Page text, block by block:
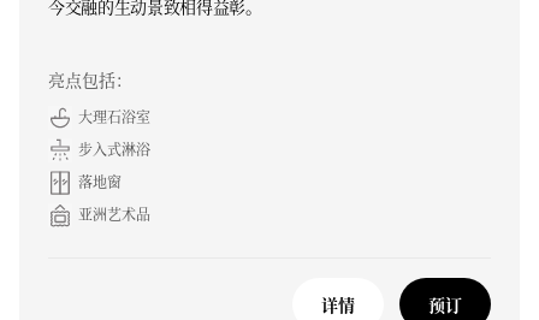
今交融的生动景致相得益彰。
亮点包括：
大理石浴室
步入式淋浴
落地窗
亚洲艺术品
详情 预订